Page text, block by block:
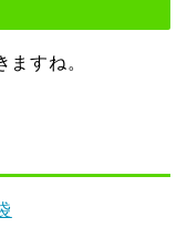
すね。